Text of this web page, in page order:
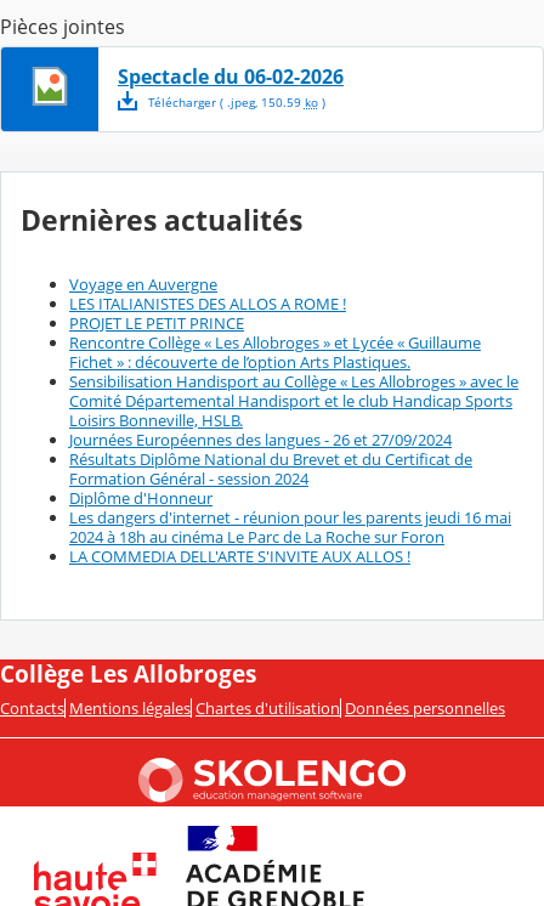
Pièces jointes
Spectacle du 06-02-2026
Télécharger( .jpeg, 150.59 ko)
Dernières actualités
Voyage en Auvergne
LES ITALIANISTES DES ALLOS A ROME !
PROJET LE PETIT PRINCE
Rencontre Collège « Les Allobroges » et Lycée « Guillaume
Fichet » : découverte de l’option Arts Plastiques.
Sensibilisation Handisport au Collège « Les Allobroges » avec le
Comité Départemental Handisport et le club Handicap Sports
Loisirs Bonneville, HSLB.
Journées Européennes des langues - 26 et 27/09/2024
Résultats Diplôme National du Brevet et du Certificat de
Formation Général - session 2024
Diplôme d'Honneur
Les dangers d'internet - réunion pour les parents jeudi 16 mai
2024 à 18h au cinéma Le Parc de La Roche sur Foron
LA COMMEDIA DELL'ARTE S'INVITE AUX ALLOS !
Collège Les Allobroges
Contacts Mentions légales Chartes d'utilisation Données personnelles